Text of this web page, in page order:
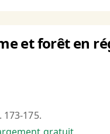
et forêt en
173-175.